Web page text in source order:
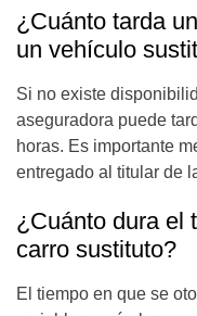
¿Cuánto tarda
un vehículo
Si no existe
aseguradora puede
horas. Es importante
entregado al titular de
¿Cuánto dura el
carro sustituto?
El tiempo en que se